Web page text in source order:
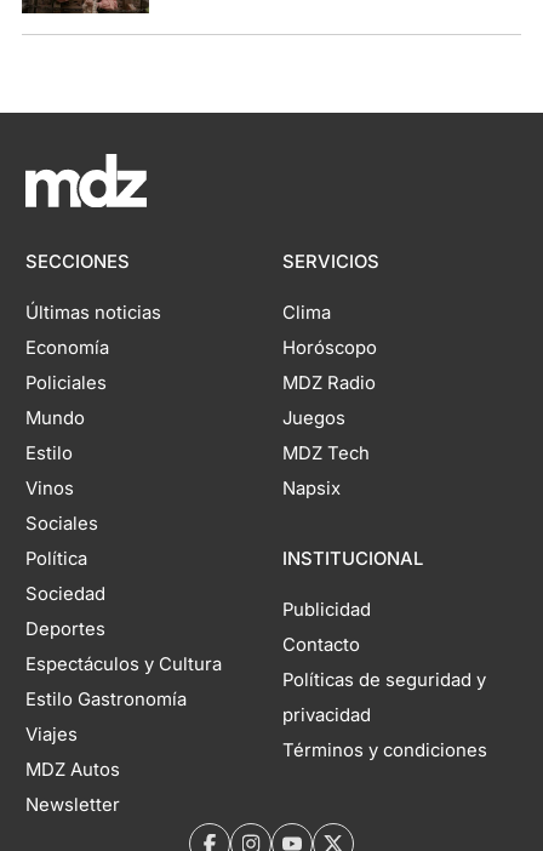
SECCIONES
Últimas noticias
Economía
Policiales
Mundo
Estilo
Vinos
Sociales
Política
Sociedad
Deportes
Espectáculos y Cultura
Estilo Gastronomía
Viajes
MDZ Autos
Newsletter
SERVICIOS
Clima
Horóscopo
MDZ Radio
Juegos
MDZ Tech
Napsix
INSTITUCIONAL
Publicidad
Contacto
Políticas de seguridad y
privacidad
Términos y condiciones